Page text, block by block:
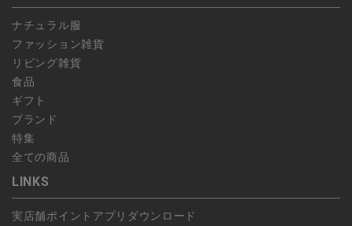
ナチュラル服
ファッション雑貨
リビング雑貨
食品
ギフト
ブランド
特集
全ての商品
LINKS
実店舗ポイントアプリダウンロード